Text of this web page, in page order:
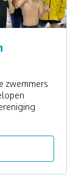
zwemmers